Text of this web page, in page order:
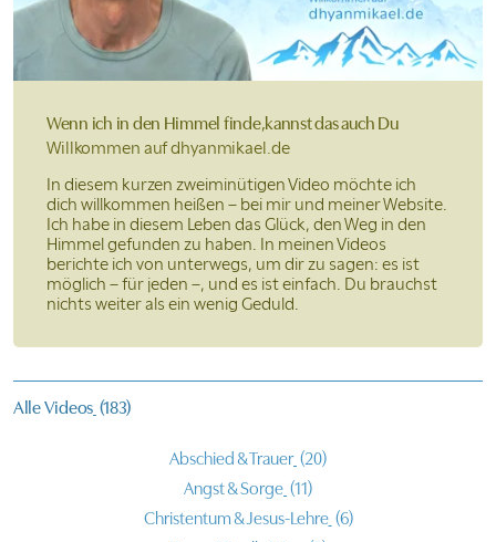
Wenn ich in den Himmel finde,kannst das auch Du
Willkommen aufdhyanmikael.de
In diesem kurzen zweiminütigen Video möchte ich
dich willkommen heißen – bei mir und meiner Website.
Ich habe in diesem Leben das Glück, den Weg in den
Himmel gefunden zu haben. In meinen Videos
berichte ich von unterwegs, um dir zu sagen: es ist
möglich – für jeden –, und es ist einfach. Du brauchst
nichts weiter als ein wenig Geduld.
Alle Videos (183)
Abschied & Trauer (20)
Angst & Sorge (11)
Christentum & Jesus-Lehre (6)